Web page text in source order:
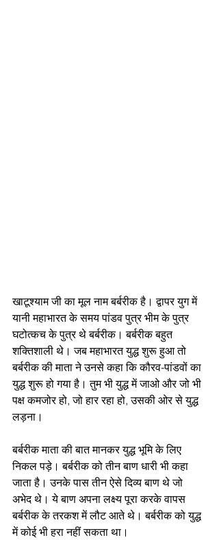
खाटूश्याम जी का मूल नाम बर्बरीक है। द्वापर युग में
यानी महाभारत के समय पांडव पुत्र भीम के पुत्र
घटोत्कच के पुत्र थे बर्बरीक। बर्बरीक बहुत
शक्तिशाली थे। जब महाभारत युद्ध शुरू हुआ तो
बर्बरीक की माता ने उनसे कहा कि कौरव-पांडवों का
युद्ध शुरू हो गया है। तुम भी युद्ध में जाओ और जो भी
पक्ष कमजोर हो, जो हार रहा हो, उसकी ओर से युद्ध
लड़ना।
बर्बरीक माता की बात मानकर युद्ध भूमि के लिए
निकल पड़े। बर्बरीक को तीन बाण धारी भी कहा
जाता है। उनके पास तीन ऐसे दिव्य बाण थे जो
अभेद थे। ये बाण अपना लक्ष्य पूरा करके वापस
बर्बरीक के तरकश में लौट आते थे। बर्बरीक को युद्ध
में कोई भी हरा नहीं सकता था।